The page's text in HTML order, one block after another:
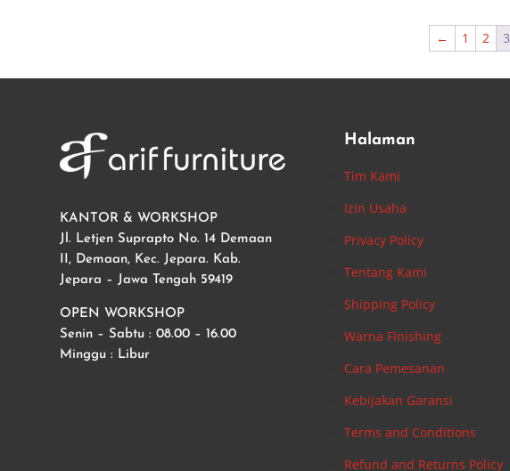
← 1 2 3
KANTOR & WORKSHOP
Jl. Letjen Suprapto No. 14 Demaan
II, Demaan, Kec. Jepara. Kab.
Jepara – Jawa Tengah 59419
OPEN WORKSHOP
Senin – Sabtu : 08.00 – 16.00
Minggu : Libur
Halaman
Tim Kami
Izin Usaha
Privacy Policy
Tentang Kami
Shipping Policy
Warna Finishing
Cara Pemesanan
Kebijakan Garansi
Terms and Conditions
Refund and Returns Policy